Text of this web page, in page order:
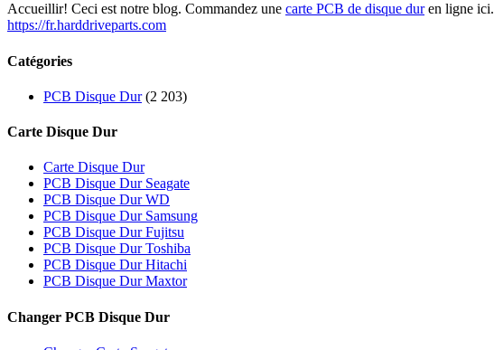
Accueillir! Ceci est notre blog. Commandez une carte PCB de disque duren ligne ici.
https://fr.harddriveparts.com
Catégories
PCB Disque Dur(2 203)
Carte Disque Dur
Carte Disque Dur
PCB Disque Dur Seagate
PCB Disque Dur WD
PCB Disque Dur Samsung
PCB Disque Dur Fujitsu
PCB Disque Dur Toshiba
PCB Disque Dur Hitachi
PCB Disque Dur Maxtor
Changer PCB Disque Dur